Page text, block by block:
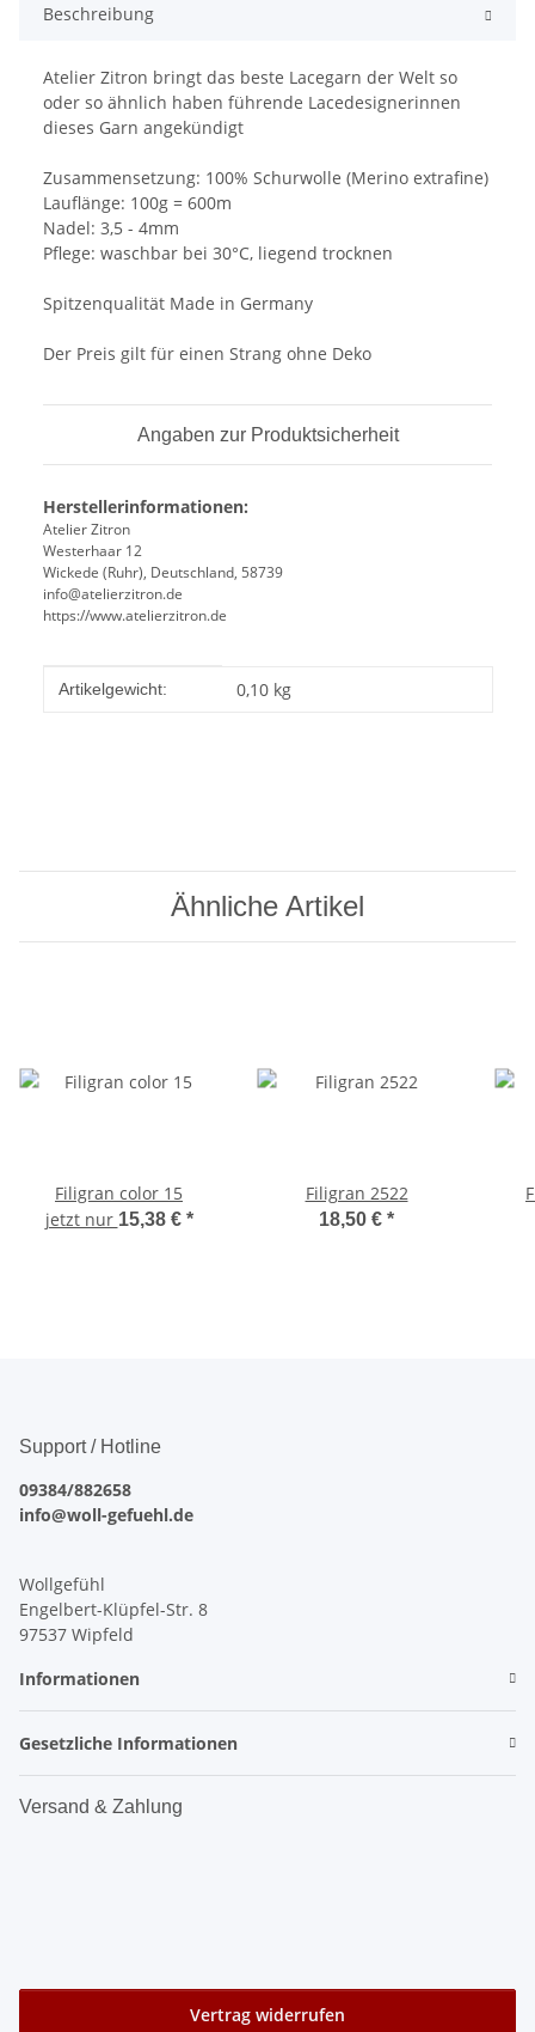
Beschreibung
Atelier Zitron bringt das beste Lacegarn der Welt so
oder so ähnlich haben führende Lacedesignerinnen
dieses Garn angekündigt
Zusammensetzung: 100% Schurwolle (Merino extrafine)
Lauflänge: 100g = 600m
Nadel: 3,5 - 4mm
Pflege: waschbar bei 30°C, liegend trocknen
Spitzenqualität Made in Germany
Der Preis gilt für einen Strang ohne Deko
Angaben zur Produktsicherheit
Herstellerinformationen:
Atelier Zitron
Westerhaar 12
Wickede (Ruhr), Deutschland, 58739
info@atelierzitron.de
https://www.atelierzitron.de
Produkteigenschaft
Wert
Artikelgewicht: 0,10 kg
Ähnliche Artikel
Filigran color 15
jetzt nur 15,38 € *
Filigran 2522
18,50 € *
Support / Hotline
09384/882658
info@woll-gefuehl.de
Wollgefühl
Engelbert-Klüpfel-Str. 8
97537 Wipfeld
Informationen
Gesetzliche Informationen
Versand & Zahlung
Vertrag widerrufen